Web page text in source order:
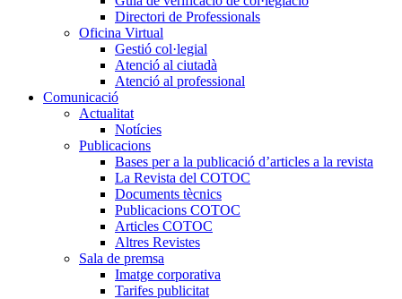
Directori de Professionals
Oficina Virtual
Gestió col·legial
Atenció al ciutadà
Atenció al professional
Comunicació
Actualitat
Notícies
Publicacions
Bases per a la publicació d’articles a la revista
La Revista del COTOC
Documents tècnics
Publicacions COTOC
Articles COTOC
Altres Revistes
Sala de premsa
Imatge corporativa
Tarifes publicitat